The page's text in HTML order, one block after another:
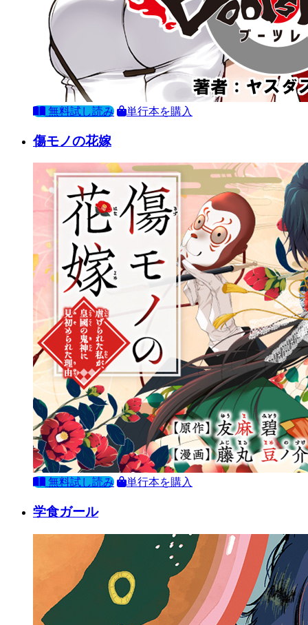
無料試し読み 単行本を購入
傷モノの花嫁
無料試し読み 単行本を購入
学食ガール